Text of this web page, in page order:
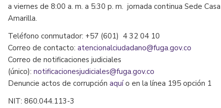
a viernes de 8:00 a. m. a 5:30 p. m. jornada continua Sede Casa
Amarilla.
Teléfono conmutador: +57 (601) 4 32 04 10
Correo de contacto: atencionalciudadano@fuga.gov.co
Correo de notificaciones judiciales
(único): notificacionesjudiciales@fuga.gov.co
Denuncie actos de corrupción aquío en la línea 195 opción 1
NIT: 860.044.113-3